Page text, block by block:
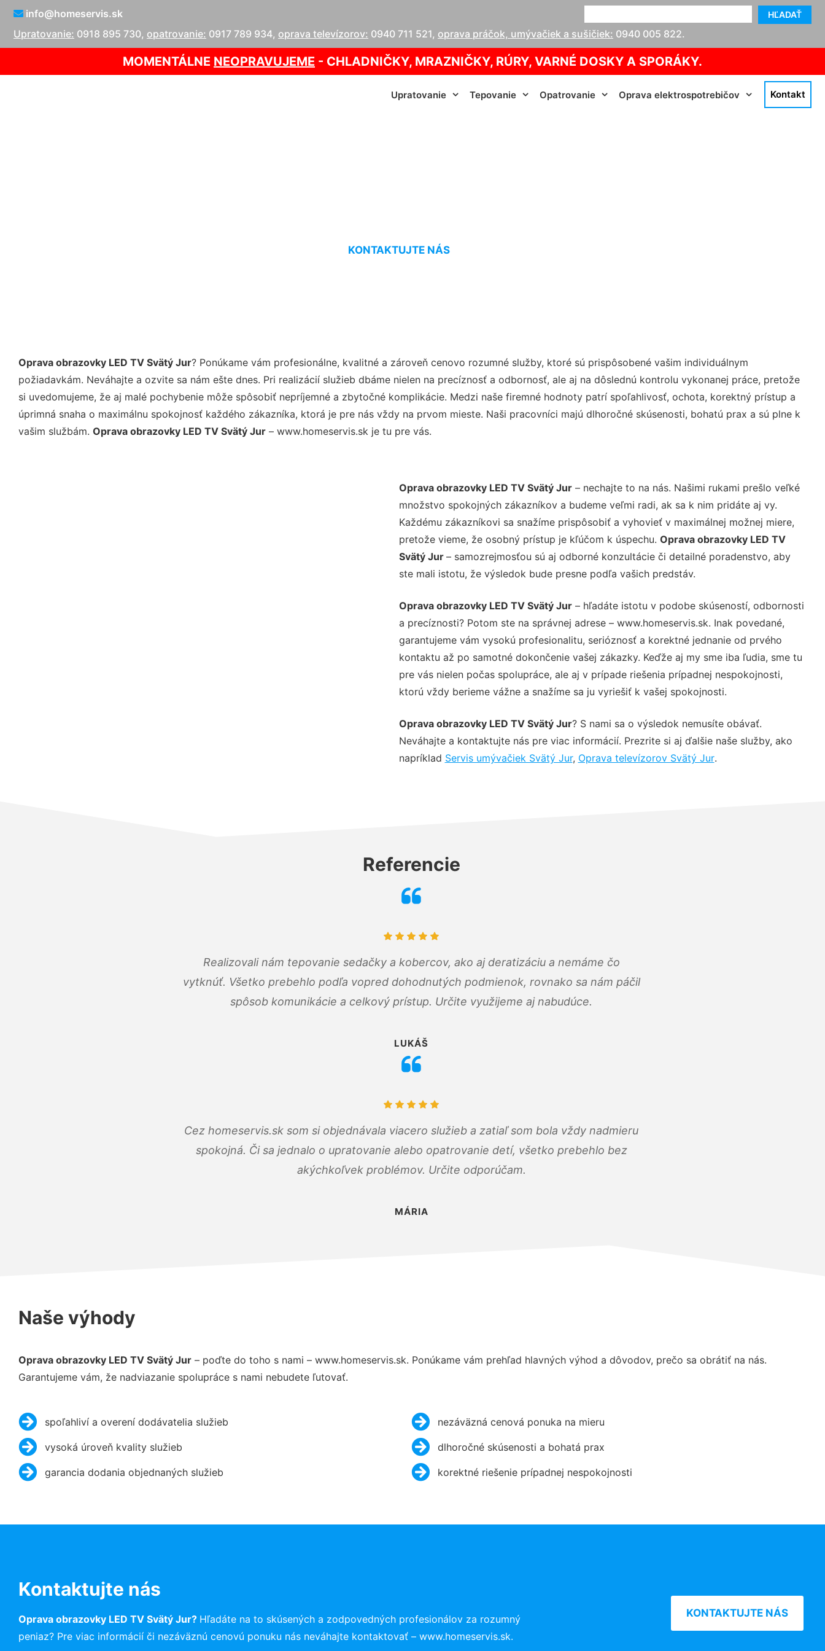
HĽADAŤ
info@homeservis.sk
Upratovanie: 0918 895 730, opatrovanie: 0917 789 934, oprava televízorov: 0940 711 521, oprava práčok, umývačiek a sušičiek: 0940 005 822.
MOMENTÁLNE NEOPRAVUJEME - CHLADNIČKY, MRAZNIČKY, RÚRY, VARNÉ DOSKY A SPORÁKY.
Upratovanie Tepovanie Opatrovanie Oprava elektrospotrebičov Kontakt
KONTAKTUJTE NÁS
Oprava obrazovky LED TV Svätý Jur? Ponúkame vám profesionálne, kvalitné a zároveň cenovo rozumné služby, ktoré sú prispôsobené vašim individuálnym
požiadavkám. Neváhajte a ozvite sa nám ešte dnes. Pri realizácií služieb dbáme nielen na precíznosť a odbornosť, ale aj na dôslednú kontrolu vykonanej práce, pretože
si uvedomujeme, že aj malé pochybenie môže spôsobiť nepríjemné a zbytočné komplikácie. Medzi naše firemné hodnoty patrí spoľahlivosť, ochota, korektný prístup a
úprimná snaha o maximálnu spokojnosť každého zákazníka, ktorá je pre nás vždy na prvom mieste. Naši pracovníci majú dlhoročné skúsenosti, bohatú prax a sú plne k
vašim službám. Oprava obrazovky LED TV Svätý Jur – www.homeservis.sk je tu pre vás.
Oprava obrazovky LED TV Svätý Jur– nechajte to na nás. Našimi rukami prešlo veľké
množstvo spokojných zákazníkov a budeme veľmi radi, ak sa k nim pridáte aj vy.
Každému zákazníkovi sa snažíme prispôsobiť a vyhovieť v maximálnej možnej miere,
pretože vieme, že osobný prístup je kľúčom k úspechu. Oprava obrazovky LED TV
Svätý Jur – samozrejmosťou sú aj odborné konzultácie či detailné poradenstvo, aby
ste mali istotu, že výsledok bude presne podľa vašich predstáv.
Oprava obrazovky LED TV Svätý Jur– hľadáte istotu v podobe skúseností, odbornosti
a precíznosti? Potom ste na správnej adrese – www.homeservis.sk. Inak povedané,
garantujeme vám vysokú profesionalitu, serióznosť a korektné jednanie od prvého
kontaktu až po samotné dokončenie vašej zákazky. Keďže aj my sme iba ľudia, sme tu
pre vás nielen počas spolupráce, ale aj v prípade riešenia prípadnej nespokojnosti,
ktorú vždy berieme vážne a snažíme sa ju vyriešiť k vašej spokojnosti.
Oprava obrazovky LED TV Svätý Jur? S nami sa o výsledok nemusíte obávať.
Neváhajte a kontaktujte nás pre viac informácií. Prezrite si aj ďalšie naše služby, ako
napríklad Servis umývačiek Svätý Jur, Oprava televízorov Svätý Jur.
Referencie
Realizovali nám tepovanie sedačky a kobercov, ako aj deratizáciu a nemáme čo
vytknúť. Všetko prebehlo podľa vopred dohodnutých podmienok, rovnako sa nám páčil
spôsob komunikácie a celkový prístup. Určite využijeme aj nabudúce.
LUKÁŠ
Cez homeservis.sk som si objednávala viacero služieb a zatiaľ som bola vždy nadmieru
spokojná. Či sa jednalo o upratovanie alebo opatrovanie detí, všetko prebehlo bez
akýchkoľvek problémov. Určite odporúčam.
MÁRIA
Naše výhody
Oprava obrazovky LED TV Svätý Jur – poďte do toho s nami – www.homeservis.sk. Ponúkame vám prehľad hlavných výhod a dôvodov, prečo sa obrátiť na nás.
Garantujeme vám, že nadviazanie spolupráce s nami nebudete ľutovať.
spoľahliví a overení dodávatelia služieb
vysoká úroveň kvality služieb
garancia dodania objednaných služieb
nezáväzná cenová ponuka na mieru
dlhoročné skúsenosti a bohatá prax
korektné riešenie prípadnej nespokojnosti
Kontaktujte nás
Oprava obrazovky LED TV Svätý Jur? Hľadáte na to skúsených a zodpovedných profesionálov za rozumný
peniaz? Pre viac informácií či nezáväznú cenovú ponuku nás neváhajte kontaktovať – www.homeservis.sk.
KONTAKTUJTE NÁS